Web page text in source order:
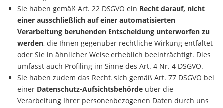
Sie haben gemäß Art. 22 DSGVO ein Recht darauf, nicht
einer ausschließlich auf einer automatisierten
Verarbeitung beruhenden Entscheidung unterworfen zu
werden, die Ihnen gegenüber rechtliche Wirkung entfaltet
oder Sie in ähnlicher Weise erheblich beeinträchtigt. Dies
umfasst auch Profiling im Sinne des Art. 4 Nr. 4 DSGVO.
Sie haben zudem das Recht, sich gemäß Art. 77 DSGVO bei
einer Datenschutz-Aufsichtsbehörde über die
Verarbeitung Ihrer personenbezogenen Daten durch uns